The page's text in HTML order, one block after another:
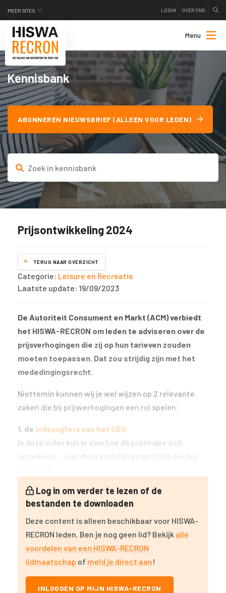
MEER SITES LOGIN OVER ONS
Menu
Kennisbank
ABONNEREN NIEUWSBRIEF (ALLEEN VOOR LEDEN)
Prijsontwikkeling 2024
TERUG NAAR OVERZICHT
Categorie: Leisure en Recreatie
Laatste update: 19/09/2023
De Autoriteit Consument en Markt (ACM) verbiedt
het HISWA-RECRON om leden te adviseren over de
prijsverhogingen die zij op hun tarieven zouden
moeten toepassen. Dat zou strijdig zijn met het
mededingingsrecht.
Niettemin kunnen wij je wel wijzen op 2 relevante
zaken die bij prijsverhogingen een rol spelen:
1. de indexcijfers van het CBS
In deze index kun je zien hoe de prijsindex zich
ontwikkelt - voor de prijsstelling voor 2024 bieden
Log in om verder te lezen of de
bestanden te downloaden
Deze content is alleen beschikbaar voor HISWA-
RECRON leden. Ben je nog geen lid? Bekijk alle
voordelen van een HISWA-RECRON
lidmaatschap of meld je direct aan!
INLOGGEN OP MIJN HISWA-RECRON